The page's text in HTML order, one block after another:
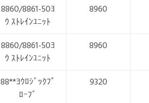
8860/8861-50ﾖ
ｳ ｽﾄﾚｲﾝﾕﾆｯﾄ
8960
8860/8861-50ﾖ
ｳ ｽﾄﾚｲﾝﾕﾆｯﾄ
8960
88**ﾖｳﾛｼﾞｯｸﾌﾟ
ﾛｰﾌﾞ
9320